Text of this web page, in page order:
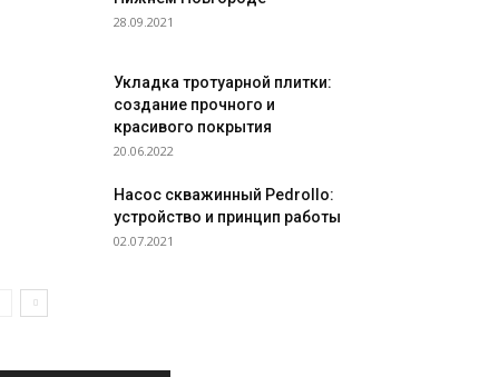
28.09.2021
Укладка тротуарной плитки:
создание прочного и
красивого покрытия
20.06.2022
Насос скважинный Pedrollo:
устройство и принцип работы
02.07.2021